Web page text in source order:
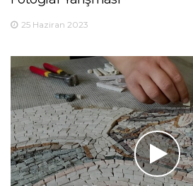
25 Haziran 2023